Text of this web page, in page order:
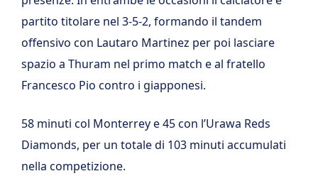
partito titolare nel 3-5-2, formando il tandem
offensivo con Lautaro Martinez per poi lasciare
spazio a Thuram nel primo match e al fratello
Francesco Pio contro i giapponesi.
58 minuti col Monterrey e 45 con l’Urawa Reds
Diamonds, per un totale di 103 minuti accumulati
nella competizione.